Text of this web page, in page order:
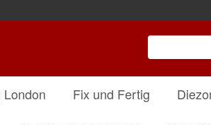
London Fix und Fertig